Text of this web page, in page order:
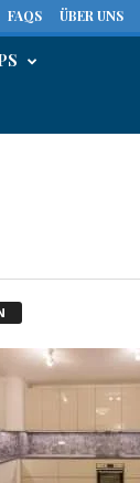
FAQS ÜBER UNS